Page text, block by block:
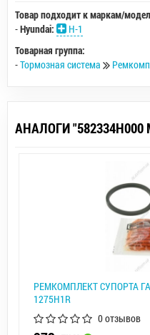
Товар подходит к маркам/
-Hyundai:
H-1
Товарная группа:
-Тормозная система
АНАЛОГИ "582334H000
РЕМКОМПЛЕКТ СУПОРТА
1275H1R
0 отзывов